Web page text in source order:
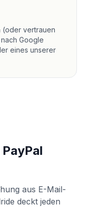
(oder vertrauen
Google
eines unserer
aus E-Mail-
deckt jeden